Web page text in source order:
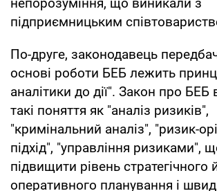
підприємницьким
По-друге, законодавець
основі роботи БЕБ лежить
аналітики до дії". Закон про
такі поняття як "аналіз ризиків",
"кримінальний аналіз", "ризик-
підхід", "управління ризиками",
підвищити рівень стратегічного
оперативного планування і